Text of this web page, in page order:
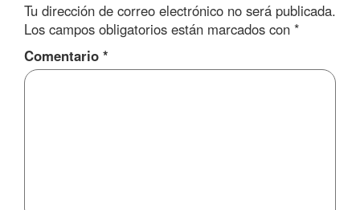
Tu dirección de correo electrónico no será publicada.
Los campos obligatorios están marcados con *
Comentario *